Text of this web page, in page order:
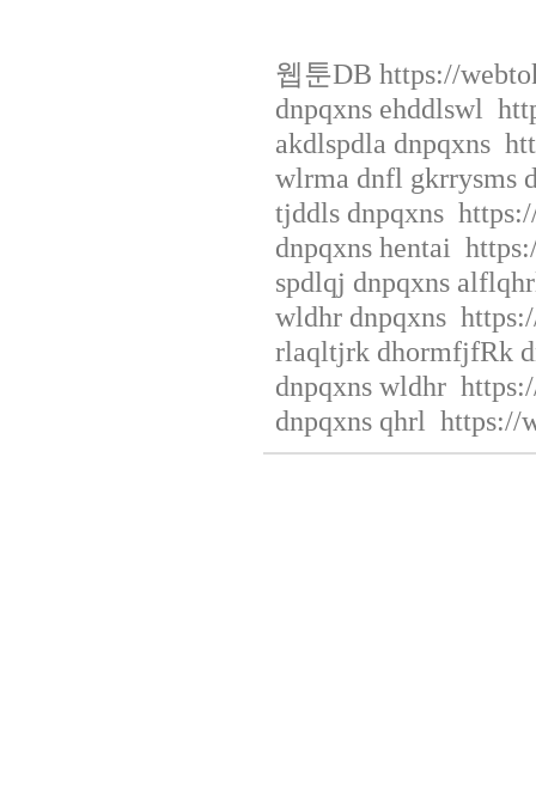
웹툰DB https://
dnpqxns ehddlswl
akdlspdla dnpqxns
wlrma dnfl gkrrysms
tjddls dnpqxns
dnpqxns hentai
spdlqj dnpqxns
wldhr dnpqxns
rlaqltjrk dhormfjfRk
dnpqxns wldhr
dnpqxns qhrl https://